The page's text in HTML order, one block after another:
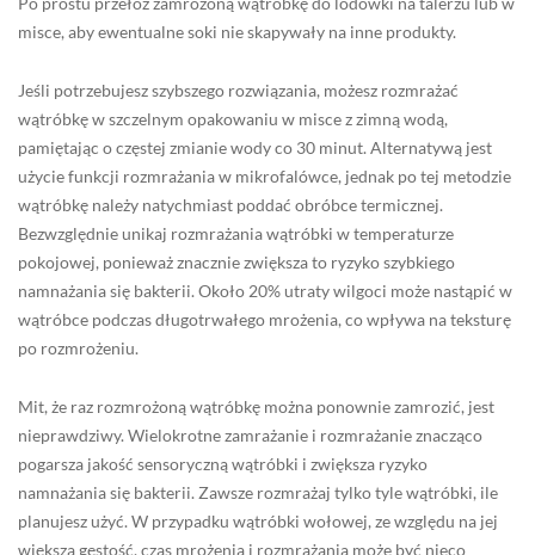
misce, aby ewentualne soki nie skapywały na inne produkty.
Jeśli potrzebujesz szybszego rozwiązania, możesz rozmrażać
wątróbkę w szczelnym opakowaniu w misce z zimną wodą,
pamiętając o częstej zmianie wody co 30 minut. Alternatywą jest
użycie funkcji rozmrażania w mikrofalówce, jednak po tej metodzie
wątróbkę należy natychmiast poddać obróbce termicznej.
Bezwzględnie unikaj rozmrażania wątróbki w temperaturze
pokojowej, ponieważ znacznie zwiększa to ryzyko szybkiego
namnażania się bakterii. Około 20% utraty wilgoci może nastąpić w
wątróbce podczas długotrwałego mrożenia, co wpływa na teksturę
po rozmrożeniu.
Mit, że raz rozmrożoną wątróbkę można ponownie zamrozić, jest
nieprawdziwy. Wielokrotne zamrażanie i rozmrażanie znacząco
pogarsza jakość sensoryczną wątróbki i zwiększa ryzyko
namnażania się bakterii. Zawsze rozmrażaj tylko tyle wątróbki, ile
planujesz użyć. W przypadku wątróbki wołowej, ze względu na jej
większą gęstość, czas mrożenia i rozmrażania może być nieco